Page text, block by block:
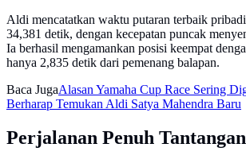
Aldi mencatatkan waktu putaran terbaik
34,381 detik, dengan kecepatan puncak
Ia berhasil mengamankan posisi keempat
hanya 2,835 detik dari pemenang balapan.
Baca JugaAlasan Yamaha Cup Race Sering
Berharap Temukan Aldi Satya Mahendra Baru
Perjalanan Penuh